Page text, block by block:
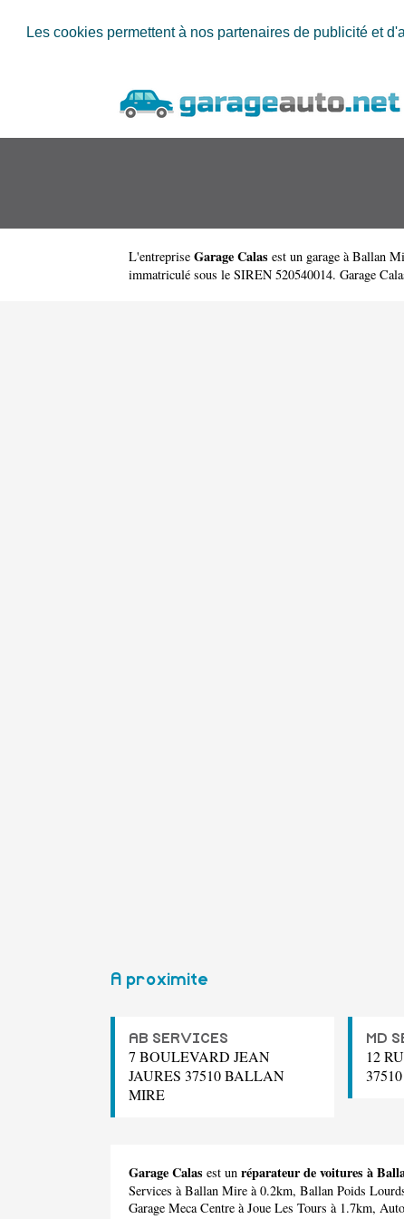
Les cookies permettent à nos partenaires de publicité et
L'entreprise Garage Calas est un garage à Ballan
immatriculé sous le SIREN 520540014. Garage
A proximite
AB SERVICES
7 BOULEVARD JEAN
JAURES 37510 BALLAN
MIRE
MD
12
Garage Calas est un réparateur de voitures à
Services à Ballan Mire à 0.2km, Ballan Poids
Garage Meca Centre à Joue Les Tours à 1.7km,